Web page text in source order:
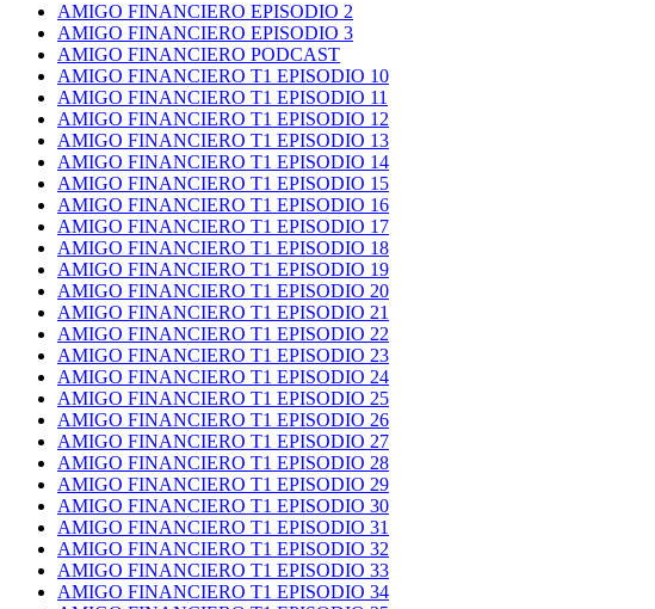
AMIGO FINANCIERO EPISODIO 2
AMIGO FINANCIERO EPISODIO 3
AMIGO FINANCIERO PODCAST
AMIGO FINANCIERO T1 EPISODIO 10
AMIGO FINANCIERO T1 EPISODIO 11
AMIGO FINANCIERO T1 EPISODIO 12
AMIGO FINANCIERO T1 EPISODIO 13
AMIGO FINANCIERO T1 EPISODIO 14
AMIGO FINANCIERO T1 EPISODIO 15
AMIGO FINANCIERO T1 EPISODIO 16
AMIGO FINANCIERO T1 EPISODIO 17
AMIGO FINANCIERO T1 EPISODIO 18
AMIGO FINANCIERO T1 EPISODIO 19
AMIGO FINANCIERO T1 EPISODIO 20
AMIGO FINANCIERO T1 EPISODIO 21
AMIGO FINANCIERO T1 EPISODIO 22
AMIGO FINANCIERO T1 EPISODIO 23
AMIGO FINANCIERO T1 EPISODIO 24
AMIGO FINANCIERO T1 EPISODIO 25
AMIGO FINANCIERO T1 EPISODIO 26
AMIGO FINANCIERO T1 EPISODIO 27
AMIGO FINANCIERO T1 EPISODIO 28
AMIGO FINANCIERO T1 EPISODIO 29
AMIGO FINANCIERO T1 EPISODIO 30
AMIGO FINANCIERO T1 EPISODIO 31
AMIGO FINANCIERO T1 EPISODIO 32
AMIGO FINANCIERO T1 EPISODIO 33
AMIGO FINANCIERO T1 EPISODIO 34